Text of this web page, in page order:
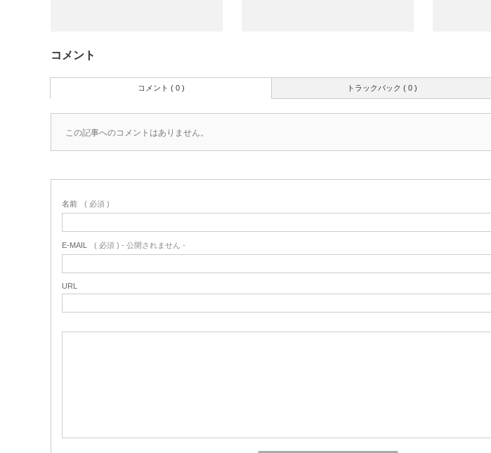
コメント
トラックバック ( 0 )
コメント ( 0 )
この記事へのコメントはありません。
名前 ( 必須 )
E-MAIL ( 必須 ) - 公開されません -
URL